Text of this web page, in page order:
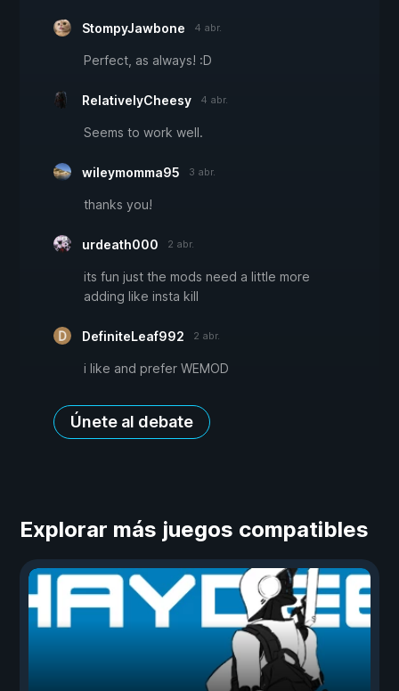
StompyJawbone 4 abr.
Perfect, as always! :D
RelativelyCheesy 4 abr.
Seems to work well.
wileymomma95 3 abr.
thanks you!
urdeath000 2 abr.
its fun just the mods need a little more
adding like insta kill
DefiniteLeaf992 2 abr.
i like and prefer WEMOD
Únete al debate
Explorar más juegos compatibles